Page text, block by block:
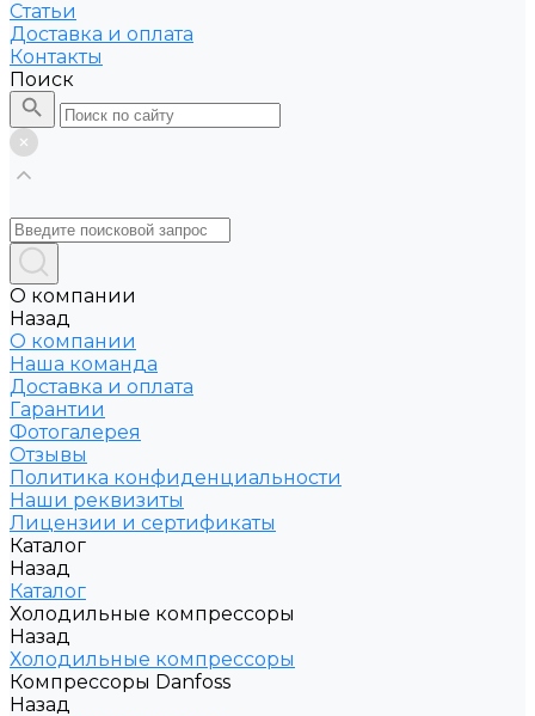
Статьи
Доставка и оплата
Контакты
Поиск
О компании
Назад
О компании
Наша команда
Доставка и оплата
Гарантии
Фотогалерея
Отзывы
Политика конфиденциальности
Наши реквизиты
Лицензии и сертификаты
Каталог
Назад
Каталог
Холодильные компрессоры
Назад
Холодильные компрессоры
Компрессоры Danfoss
Назад